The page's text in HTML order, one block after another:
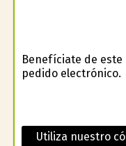
Benefíciate de este
pedido electrónico.
Utiliza nuestro